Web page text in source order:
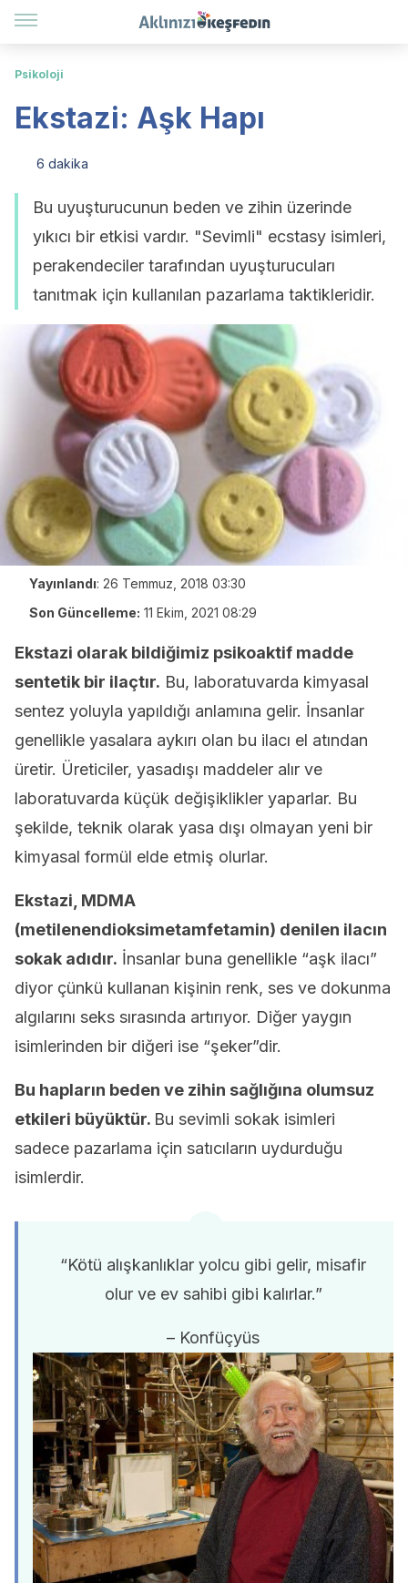
Psikoloji
Ekstazi: Aşk Hapı
6 dakika
Bu uyuşturucunun beden ve zihin üzerinde
yıkıcı bir etkisi vardır. "Sevimli" ecstasy isimleri,
perakendeciler tarafından uyuşturucuları
tanıtmak için kullanılan pazarlama taktikleridir.
Yayınlandı: 26 Temmuz, 2018 03:30
Son Güncelleme: 11 Ekim, 2021 08:29
Ekstazi olarak bildiğimiz psikoaktif madde
sentetik bir ilaçtır. Bu, laboratuvarda kimyasal
sentez yoluyla yapıldığı anlamına gelir. İnsanlar
genellikle yasalara aykırı olan bu ilacı el atından
üretir. Üreticiler, yasadışı maddeler alır ve
laboratuvarda küçük değişiklikler yaparlar. Bu
şekilde, teknik olarak yasa dışı olmayan yeni bir
kimyasal formül elde etmiş olurlar.
Ekstazi, MDMA
(metilenendioksimetamfetamin) denilen ilacın
sokak adıdır. İnsanlar buna genellikle “aşk ilacı”
diyor çünkü kullanan kişinin renk, ses ve dokunma
algılarını seks sırasında artırıyor. Diğer yaygın
isimlerinden bir diğeri ise “şeker”dir.
Bu hapların beden ve zihin sağlığına olumsuz
etkileri büyüktür. Bu sevimli sokak isimleri
sadece pazarlama için satıcıların uydurduğu
isimlerdir.
“Kötü alışkanlıklar yolcu gibi gelir, misafir
olur ve ev sahibi gibi kalırlar.”
– Konfüçyüs